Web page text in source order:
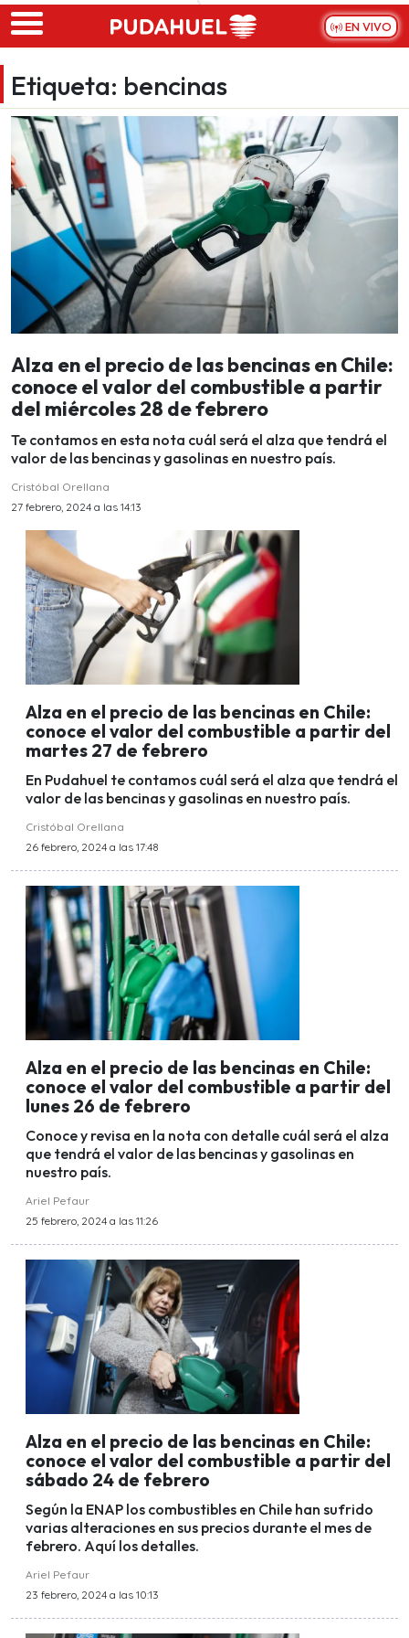
Skip to main content
EN VIVO
Etiqueta: bencinas
Alza en el precio de las bencinas en Chile:
conoce el valor del combustible a partir
del miércoles 28 de febrero
Te contamos en esta nota cuál será el alza que tendrá el
valor de las bencinas y gasolinas en nuestro país.
Cristóbal Orellana
27 febrero, 2024 a las 14:13
Alza en el precio de las bencinas en Chile:
conoce el valor del combustible a partir del
martes 27 de febrero
En Pudahuel te contamos cuál será el alza que tendrá el
valor de las bencinas y gasolinas en nuestro país.
Cristóbal Orellana
26 febrero, 2024 a las 17:48
Alza en el precio de las bencinas en Chile:
conoce el valor del combustible a partir del
lunes 26 de febrero
Conoce y revisa en la nota con detalle cuál será el alza
que tendrá el valor de las bencinas y gasolinas en
nuestro país.
Ariel Pefaur
25 febrero, 2024 a las 11:26
Alza en el precio de las bencinas en Chile:
conoce el valor del combustible a partir del
sábado 24 de febrero
Según la ENAP los combustibles en Chile han sufrido
varias alteraciones en sus precios durante el mes de
febrero. Aquí los detalles.
Ariel Pefaur
23 febrero, 2024 a las 10:13